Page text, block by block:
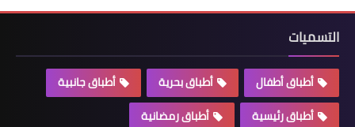
التسميات
أطباق أطفال أطباق بحرية
أطباق جانبية
أطباق رئيسية
أطباق رمضانية